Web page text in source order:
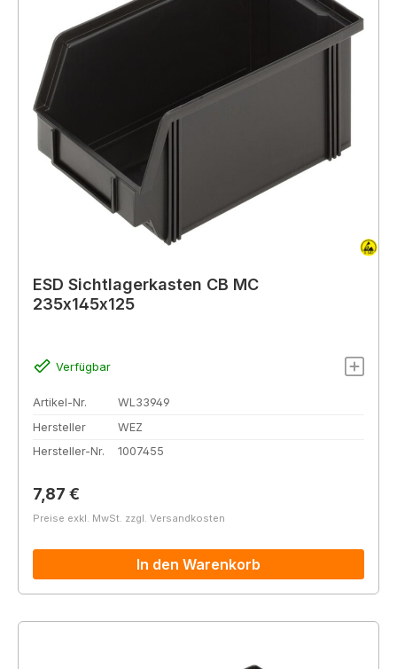
ESD Sichtlagerkasten CB MC
235x145x125
Verfügbar
Artikel-Nr.
WL33949
Hersteller
WEZ
Hersteller-Nr.
1007455
Regulärer Preis:
7,87 €
Preise exkl. MwSt. zzgl. Versandkosten
In den Warenkorb